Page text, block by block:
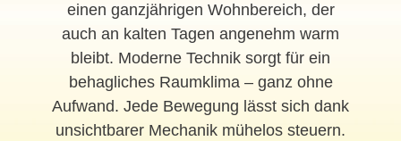
einen ganzjährigen Wohnbereich, der
auch an kalten Tagen angenehm warm
bleibt. Moderne Technik sorgt für ein
behagliches Raumklima – ganz ohne
Aufwand. Jede Bewegung lässt sich dank
unsichtbarer Mechanik mühelos steuern.